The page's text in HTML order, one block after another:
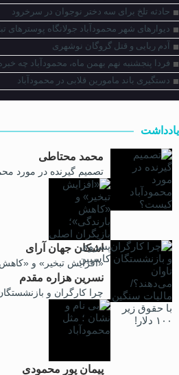
حادثه تلخ برای سه دختر نوجوان در سرخرود
دیوارهای شهر محمودآباد جولانگاه پوسترهای
آدم ربایی و قتل گروگان نوشهری
فردا پنجشنبه نهم بهمن ماه، محمودآباد چه
دستگیری باند مامورین قلابی در محمودآباد
یادداشت
محمد محتاطی
تصمیم گیرنده در مورد
اشکان جهان آرای
«افزایش تبخیر» و
نسرین هزاره مقدم
چرا کارگران و بازنشستگان
پیمان پور محمودی